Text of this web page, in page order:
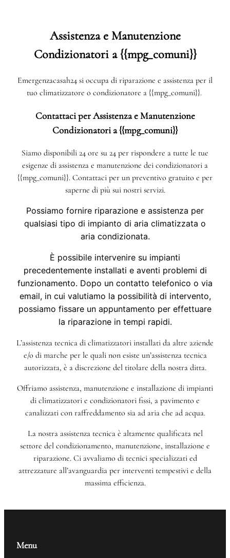
Assistenza e Manutenzione
Condizionatori a {{mpg_comuni}}
Emergenzacasah24 si occupa di riparazione e assistenza per il
tuo climatizzatore o condizionatore a {{mpg_comuni}}.
Contattaci per Assistenza e Manutenzione
Condizionatori a {{mpg_comuni}}
Siamo disponibili 24 ore su 24 per rispondere a tutte le tue
esigenze di assistenza e manutenzione dei condizionatori a
{{mpg_comuni}}. Contattaci per un preventivo gratuito e per
saperne di più sui nostri servizi.
Possiamo fornire riparazione e assistenza per
qualsiasi tipo di impianto di aria climatizzata o
aria condizionata.
È possibile intervenire su impianti
precedentemente installati e aventi problemi di
funzionamento. Dopo un contatto telefonico o via
email, in cui valutiamo la possibilità di intervento,
possiamo fissare un appuntamento per effettuare
la riparazione in tempi rapidi.
L’assistenza tecnica di climatizzatori installati da altre aziende
e/o di marche per le quali non esiste un’assistenza tecnica
autorizzata, è a discrezione del titolare della nostra ditta.
Offriamo assistenza, manutenzione e installazione di impianti
di climatizzatori e condizionatori fissi, a pavimento e
canalizzati con raffreddamento sia ad aria che ad acqua.
La nostra assistenza tecnica è altamente qualificata nel
settore del condizionamento, manutenzione, installazione e
riparazione. Ci avvaliamo di tecnici specializzati ed
attrezzature all’avanguardia per interventi tempestivi e della
massima efficienza.
Menu